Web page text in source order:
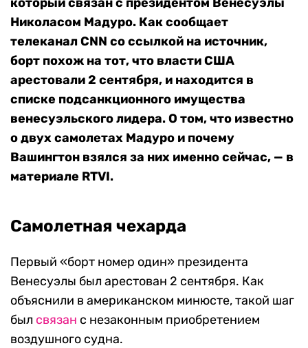
Николасом Мадуро. Как сообщает
телеканал CNN со ссылкой на источник,
борт похож на тот, что власти США
арестовали 2 сентября, и находится в
списке подсанкционного имущества
венесуэльского лидера. О том, что известно
о двух самолетах Мадуро и почему
Вашингтон взялся за них именно сейчас, — в
материале RTVI.
Самолетная чехарда
Первый «борт номер один» президента
Венесуэлы был арестован 2 сентября. Как
объяснили в американском минюсте, такой шаг
был связан с незаконным приобретением
воздушного судна.